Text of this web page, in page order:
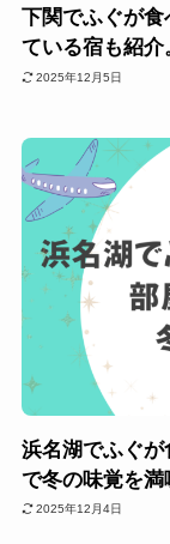
下関でふぐが
ている宿も紹介
2025年12月5日
浜名湖でふぐ
で冬の味覚を満
2025年12月4日